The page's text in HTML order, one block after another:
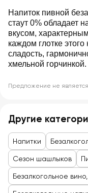
Напиток пивной
стаут 0%
вкусом,
каждом глотке
сладость,
хмельной горчинкой.
Предложение не
Другие
Напитки
Сезон шашлыков
Безалкогольное